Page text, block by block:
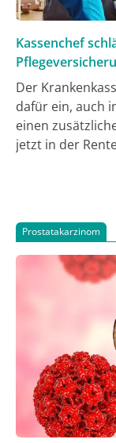
Kassenchef
Der
dafür ein, auch
einen
jetzt in der
Prostatakarzinom